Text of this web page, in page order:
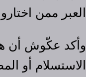
العبر ممن
وأكد عكّوش أن
الاستسلام أو